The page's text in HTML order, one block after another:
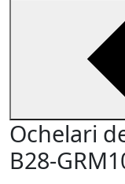
Ochelari
B28-